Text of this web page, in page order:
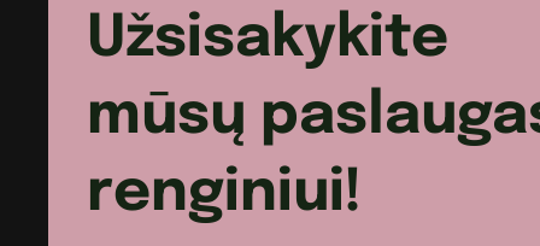
Užsisakykite
mūsų
renginiui!